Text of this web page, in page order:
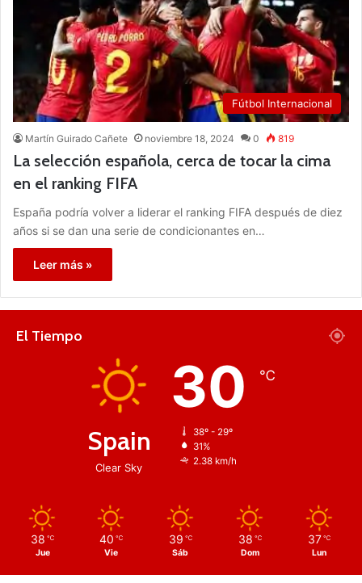
Fútbol Internacional
Martín Guirado Cañete noviembre 18, 2024 0 819
La selección española, cerca de tocar la cima
en el ranking FIFA
España podría volver a liderar el ranking FIFA después de diez
años si se dan una serie de condicionantes en…
Leer más »
El Tiempo
Spain
Clear Sky
30 ℃
38º - 29º
31%
2.38 km/h
38 ℃
Jue
40 ℃
Vie
39 ℃
Sáb
38 ℃
Dom
37 ℃
Lun